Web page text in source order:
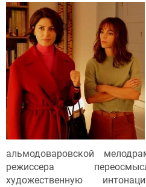
альмодоваровской
режиссера
художественную